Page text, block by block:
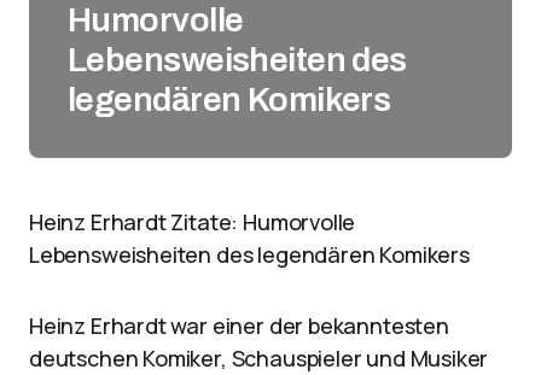
Humorvolle
Lebensweisheiten des
legendären Komikers
Heinz Erhardt Zitate: Humorvolle
Lebensweisheiten des legendären Komikers
Heinz Erhardt war einer der bekanntesten
deutschen Komiker, Schauspieler und Musiker